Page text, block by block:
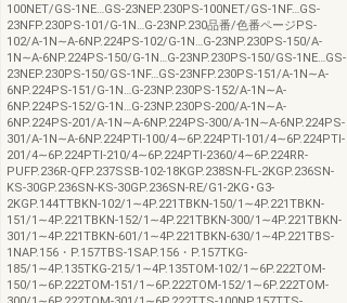
100NET/GS‐1NE…GS‐23NEP.230PS‐100NET/GS‐1NF…GS‐
23NFP.230PS‐101/G‐1N…G‐23NP.230品番/色番ページPS‐
102/A‐1N∼A‐6NP.224PS‐102/G‐1N…G‐23NP.230PS‐150/A‐
1N∼A‐6NP.224PS‐150/G‐1N…G‐23NP.230PS‐150/GS‐1NE…GS‐
23NEP.230PS‐150/GS‐1NF…GS‐23NFP.230PS‐151/A‐1N∼A‐
6NP.224PS‐151/G‐1N…G‐23NP.230PS‐152/A‐1N∼A‐
6NP.224PS‐152/G‐1N…G‐23NP.230PS‐200/A‐1N∼A‐
6NP.224PS‐201/A‐1N∼A‐6NP.224PS‐300/A‐1N∼A‐6NP.224PS‐
301/A‐1N∼A‐6NP.224PTI‐100/4∼6P.224PTI‐101/4∼6P.224PTI‐
201/4∼6P.224PTI‐210/4∼6P.224PTI‐2360/4∼6P.224RR‐
PUFP.236R‐QFP.237SSB‐102‐18KGP.238SN‐FL‐2KGP.236SN‐
KS‐30GP.236SN‐KS‐30GP.236SN‐RE/G1‐2KG･G3‐
2KGP.144TTBKN‐102/1∼4P.221TBKN‐150/1∼4P.221TBKN‐
151/1∼4P.221TBKN‐152/1∼4P.221TBKN‐300/1∼4P.221TBKN‐
301/1∼4P.221TBKN‐601/1∼4P.221TBKN‐630/1∼4P.221TBS‐
1NAP.156・P.157TBS‐1SAP.156・P.157TKG‐
185/1∼4P.135TKG‐215/1∼4P.135TOM‐102/1∼6P.222TOM‐
150/1∼6P.222TOM‐151/1∼6P.222TOM‐152/1∼6P.222TOM‐